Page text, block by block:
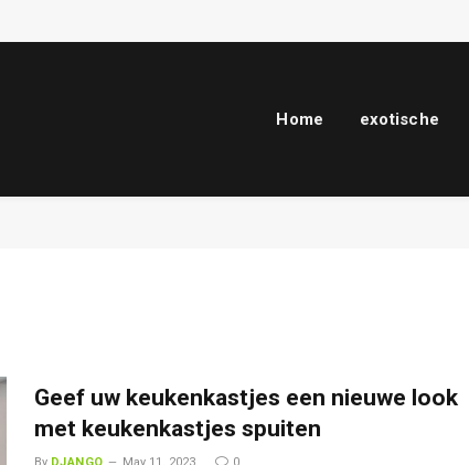
Home exotische
Geef uw keukenkastjes een nieuwe look
met keukenkastjes spuiten